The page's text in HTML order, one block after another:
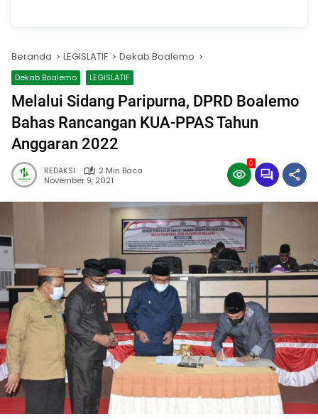
Beranda LEGISLATIF Dekab Boalemo
Dekab Boalemo LEGISLATIF
Melalui Sidang Paripurna, DPRD Boalemo
Bahas Rancangan KUA-PPAS Tahun
Anggaran 2022
REDAKSI
2 Min Baca
November 9, 2021
0